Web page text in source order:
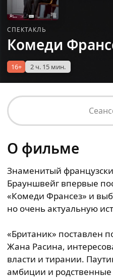
СПЕКТАКЛЬ
Комеди
16+ 2 ч. 15 мин.
О фильме
Знаменитый
Брауншвейг впервые
«Комеди Франсез» и
но очень актуальную
«Британик» поставлен
Жана Расина,
власти и тирании.
амбиции и